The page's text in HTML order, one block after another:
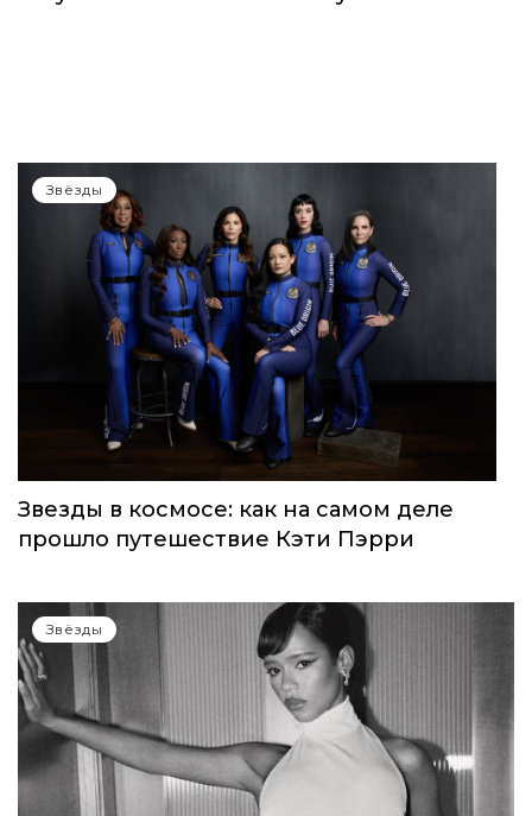
Звёзды
Звезды в космосе: как на самом деле
прошло путешествие Кэти Пэрри
Звёзды